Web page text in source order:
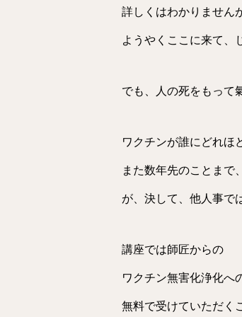
詳しくはわかりません
ようやくここに来て、
でも、人の死をもって
ワクチンが誰にどれほ
また数年先のことまで
が、決して、他人事で
講座では師匠からの
ワクチン無害化浄化へ
無料で受けていただく